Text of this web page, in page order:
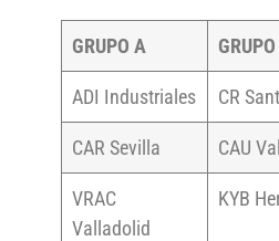
GRUPO A
ADI Industriales CR
CAR Sevilla CAU
VRAC
Valladolid
KYB